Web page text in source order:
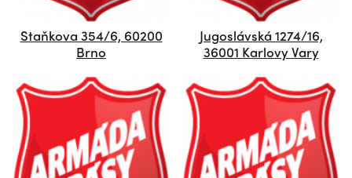
Staňkova 354/6, 60200
Brno
Jugoslávská 1274/16,
36001 Karlovy Vary